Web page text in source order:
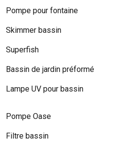
Pompe pour fontaine
Skimmer bassin
Superfish
Bassin de jardin préformé
Lampe UV pour bassin
Pompe Oase
Filtre bassin